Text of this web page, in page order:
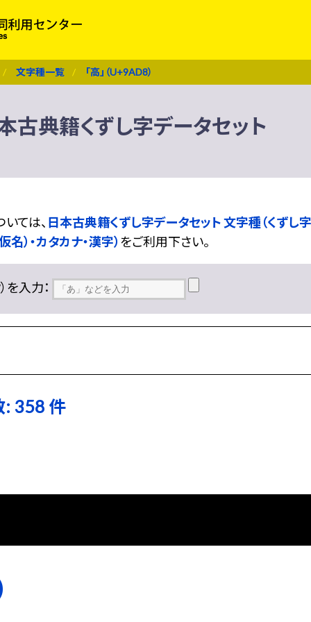
文字種一覧 「高」（U+9AD8）
本古典籍くずし字データセット
ては、 日本古典籍くずし字データセット 文字種（くずし
）・カタカナ・漢字） をご利用下さい。
を入力：
: 358 件